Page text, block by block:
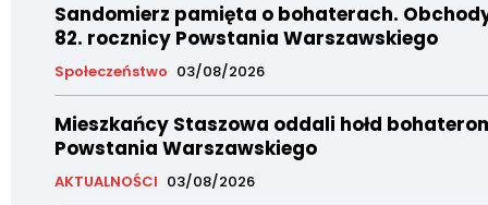
Sandomierz pamięta o bohaterach.
82. rocznicy Powstania Warszawskiego
Społeczeństwo 03/08/2026
Mieszkańcy Staszowa oddali hołd
Powstania Warszawskiego
AKTUALNOŚCI 03/08/2026